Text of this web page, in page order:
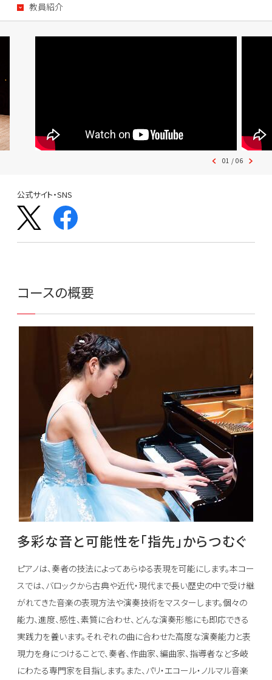
教員紹介
01 / 06
公式サイト・SNS
コースの概要
多彩な音と可能性を「指先」からつむぐ
ピアノは、奏者の技法によってあらゆる表現を可能にします。本コー
スでは、バロックから古典や近代・現代まで長い歴史の中で受け継
がれてきた音楽の表現方法や演奏技術をマスターします。個々の
能力、進度、感性、素質に合わせ、どんな演奏形態にも即応できる
実践力を養います。それぞれの曲に合わせた高度な演奏能力と表
現力を身につけることで、奏者、作曲家、編曲家、指導者など多岐
にわたる専門家を目指します。また、パリ・エコール・ノルマル音楽